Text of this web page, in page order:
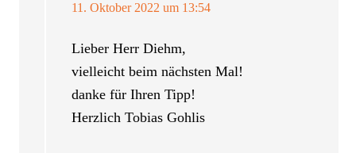
11. Oktober 2022 um 13:54
Lieber Herr Diehm,
vielleicht beim nächsten Mal!
danke für Ihren Tipp!
Herzlich Tobias Gohlis